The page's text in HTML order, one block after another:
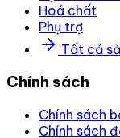
Hoá chất
Phụ trợ
Tất cả
Chính sách
Chính sách
Chính sách